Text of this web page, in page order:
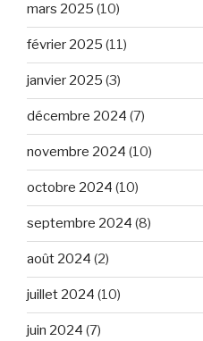
mars 2025 (10)
février 2025 (11)
janvier 2025 (3)
décembre 2024 (7)
novembre 2024 (10)
octobre 2024 (10)
septembre 2024 (8)
août 2024 (2)
juillet 2024 (10)
juin 2024 (7)